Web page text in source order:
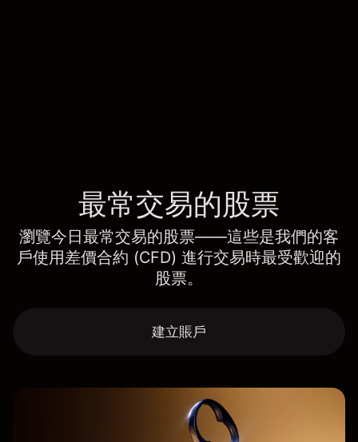
最常交易的股票
瀏覽今日最常交易的股票——這些是我們的客
戶使用差價合約 (CFD) 進行交易時最受歡迎的
股票。
建立賬戶